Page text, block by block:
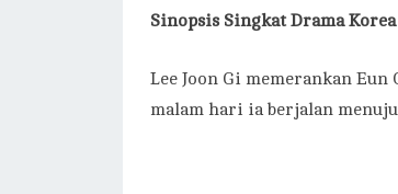
Sinopsis Singkat Drama Korea
Lee Joon Gi memerankan Eun
malam hari ia berjalan